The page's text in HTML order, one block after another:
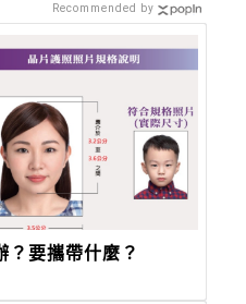
？要攜帶什麼？
Recommended by